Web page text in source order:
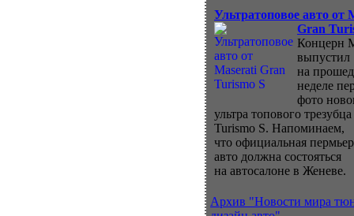
Ультратоповое авто от
Gran
Концерн
выпустил
на
неделе
фото
ультра топового
Turismo S. Напоминаем,
что официальная
авто должна состояться
на автосалоне в Женеве.
Архив "Новости мира